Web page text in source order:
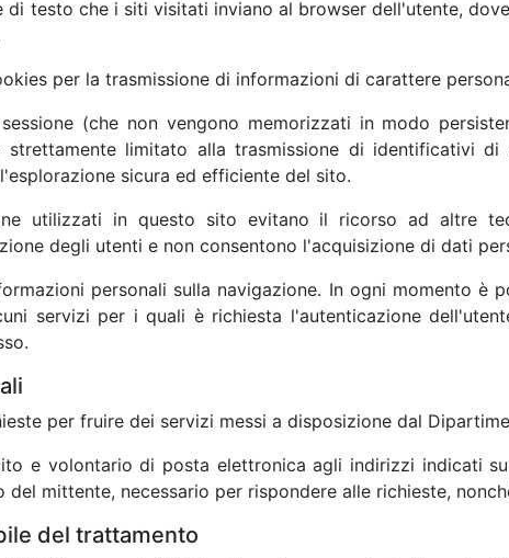
testo che i siti visitati inviano al browser dell'utente,
per la trasmissione di informazioni di carattere
(che non vengono memorizzati in modo
strettamente limitato alla trasmissione di identificativi
sicura ed efficiente del sito.
utilizzati in questo sito evitano il ricorso ad altre
degli utenti e non consentono l'acquisizione di dati
personali sulla navigazione. In ogni momento è
servizi per i quali è richiesta l'autenticazione
per fruire dei servizi messi a disposizione dal
e volontario di posta elettronica agli indirizzi indicati
mittente, necessario per rispondere alle richieste,
del trattamento